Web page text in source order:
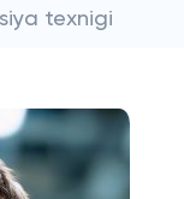
texnigi